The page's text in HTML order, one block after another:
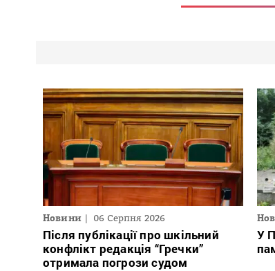
Новини 06 Серпня 2026
Після публікації про шкільний
конфлікт редакція “Гречки”
отримала погрози судом
У